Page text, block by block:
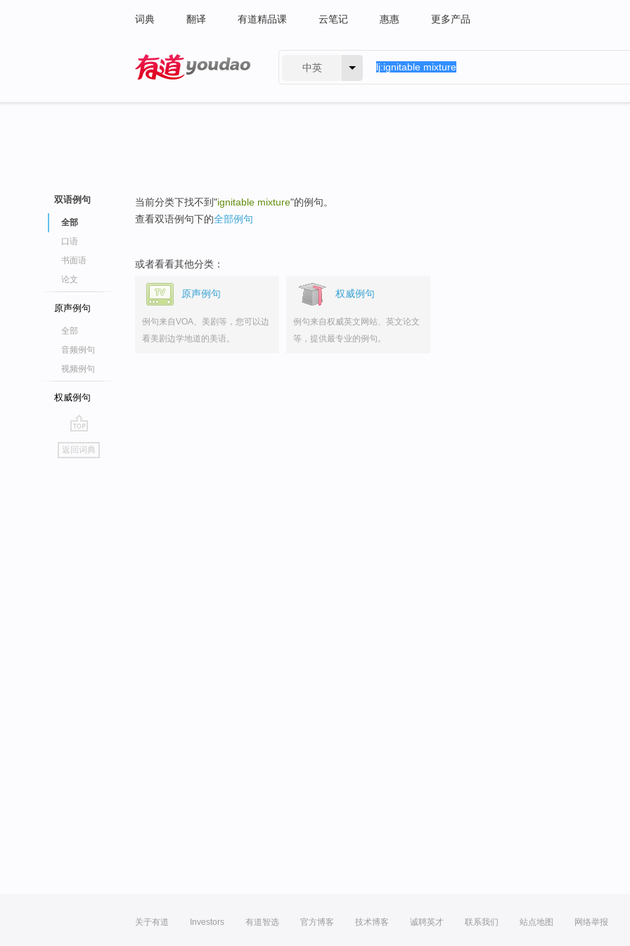
词典 翻译 有道精品课 云笔记 惠惠 更多产品
中英
双语例句
全部
口语
书面语
论文
原声例句
全部
音频例句
视频例句
权威例句
go
top
返回词典
当前分类下找不到"ignitable mixture"的例句。
查看双语例句下的全部例句
或者看看其他分类：
原声例句
例句来自VOA、美剧等，您可以边
看美剧边学地道的美语。
权威例句
例句来自权威英文网站、英文论文
等，提供最专业的例句。
关于有道 Investors 有道智选 官方博客 技术博客 诚聘英才 联系我们 站点地图 网络举报